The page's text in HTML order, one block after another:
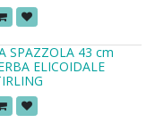
SPAZZOLA 43 cm
ELICOIDALE